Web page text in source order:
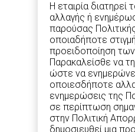
Η εταιρία διατηρεί
αλλαγής ή
παρούσας
οποιαδήποτε
προειδοποίηση
Παρακαλείσθε να
ώστε να
οποιεσδήποτε
ενημερώσεις της
σε περίπτωση
στην Πολιτική
δημοσιευθεί μια